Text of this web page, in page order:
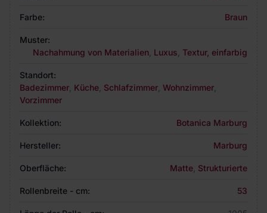
Farbe: Braun
Muster:
Nachahmung von Materialien Luxus Textur, einfarbig
Standort:
Badezimmer Küche Schlafzimmer Wohnzimmer
Vorzimmer
Kollektion: Botanica Marburg
Hersteller: Marburg
Oberfläche: Matte Strukturierte
Rollenbreite - cm: 53